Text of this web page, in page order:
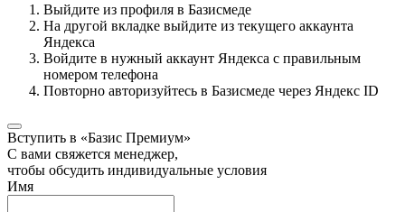
Выйдите из профиля в Базисмеде
На другой вкладке выйдите из текущего аккаунта
Яндекса
Войдите в нужный аккаунт Яндекса с правильным
номером телефона
Повторно авторизуйтесь в Базисмеде через Яндекс ID
Вступить в «Базис Премиум»
С вами свяжется менеджер,
чтобы обсудить индивидуальные условия
Имя